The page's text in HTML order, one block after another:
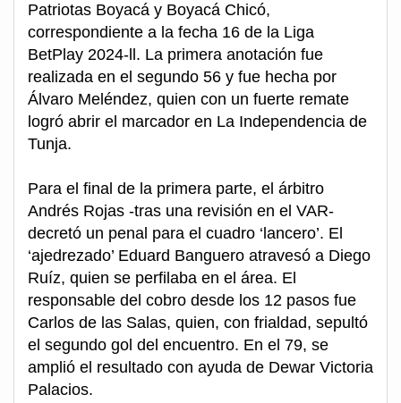
Patriotas Boyacá y Boyacá Chicó,
correspondiente a la fecha 16 de la Liga
BetPlay 2024-ll. La primera anotación fue
realizada en el segundo 56 y fue hecha por
Álvaro Meléndez, quien con un fuerte remate
logró abrir el marcador en La Independencia de
Tunja.
Para el final de la primera parte, el árbitro
Andrés Rojas -tras una revisión en el VAR-
decretó un penal para el cuadro ‘lancero’. El
‘ajedrezado’ Eduard Banguero atravesó a Diego
Ruíz, quien se perfilaba en el área. El
responsable del cobro desde los 12 pasos fue
Carlos de las Salas, quien, con frialdad, sepultó
el segundo gol del encuentro. En el 79, se
amplió el resultado con ayuda de Dewar Victoria
Palacios.